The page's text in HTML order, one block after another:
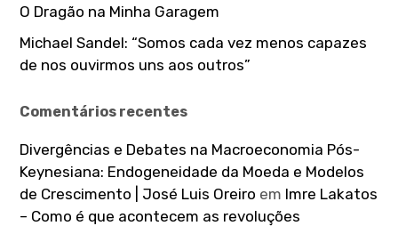
O Dragão na Minha Garagem
Michael Sandel: “Somos cada vez menos capazes
de nos ouvirmos uns aos outros”
Comentários recentes
Divergências e Debates na Macroeconomia Pós-
Keynesiana: Endogeneidade da Moeda e Modelos
de Crescimento | José Luis Oreiro em Imre Lakatos
– Como é que acontecem as revoluções